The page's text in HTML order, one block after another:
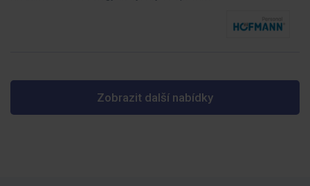
Zobrazit další nabídky